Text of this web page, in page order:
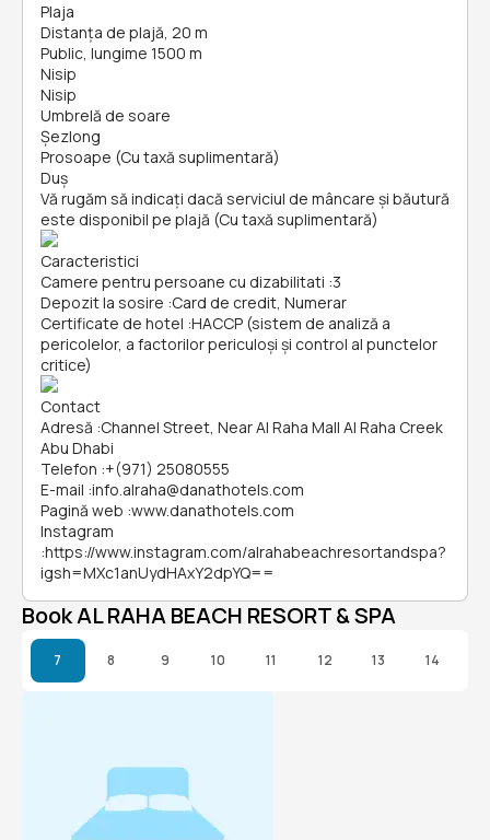
Plaja
Distanța de plajă, 20 m
Public, lungime 1500 m
Nisip
Nisip
Umbrelă de soare
Șezlong
Prosoape (Cu taxă suplimentară)
Duș
Vă rugăm să indicați dacă serviciul de mâncare și băutură
este disponibil pe plajă (Cu taxă suplimentară)
Caracteristici
Camere pentru persoane cu dizabilitati :3
Depozit la sosire :Card de credit, Numerar
Certificate de hotel :HACCP (sistem de analiză a
pericolelor, a factorilor periculoşi și control al punctelor
critice)
Contact
Adresă :Channel Street, Near Al Raha Mall Al Raha Creek
Abu Dhabi
Telefon :+(971) 25080555
E-mail :info.alraha@danathotels.com
Pagină web :www.danathotels.com
Instagram
:https://www.instagram.com/alrahabeachresortandspa?
igsh=MXc1anUydHAxY2dpYQ==
Book AL RAHA BEACH RESORT & SPA
7 8 9 10 11 12 13 14